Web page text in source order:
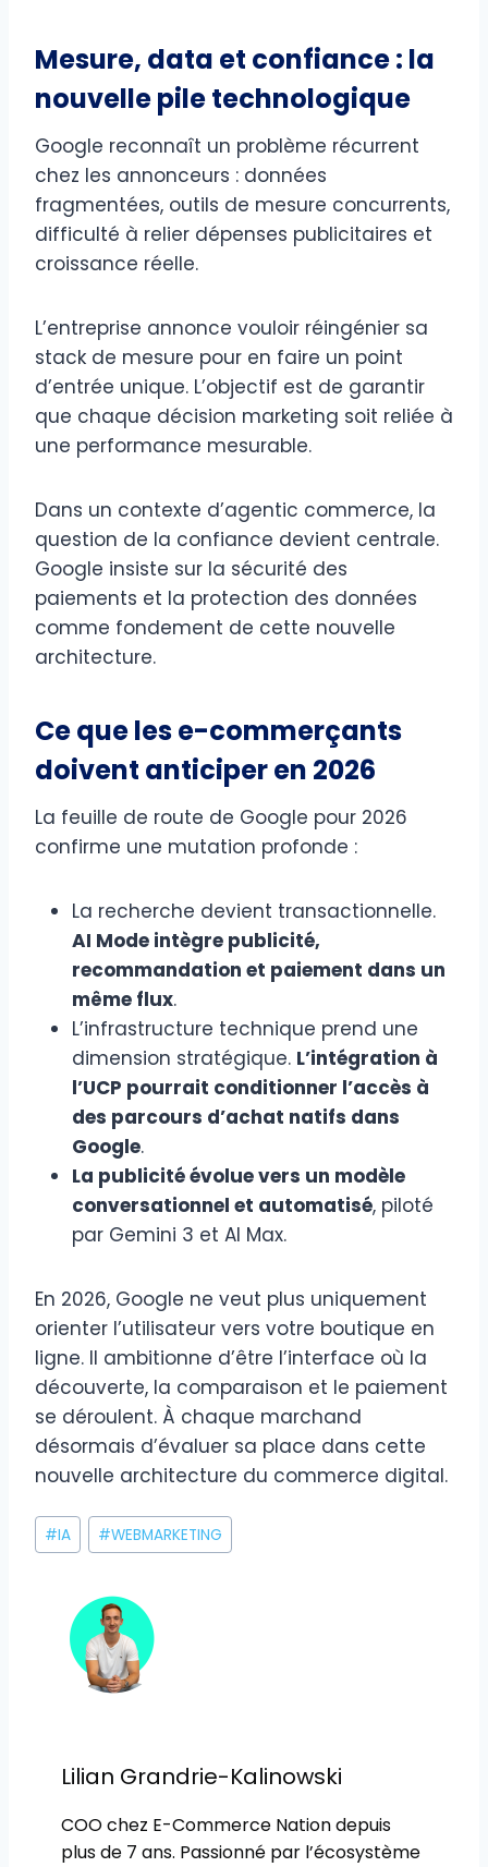
Mesure, data et confiance : la
nouvelle pile technologique
Google reconnaît un problème récurrent
chez les annonceurs : données
fragmentées, outils de mesure concurrents,
difficulté à relier dépenses publicitaires et
croissance réelle.
L’entreprise annonce vouloir réingénier sa
stack de mesure pour en faire un point
d’entrée unique. L’objectif est de garantir
que chaque décision marketing soit reliée à
une performance mesurable.
Dans un contexte d’agentic commerce, la
question de la confiance devient centrale.
Google insiste sur la sécurité des
paiements et la protection des données
comme fondement de cette nouvelle
architecture.
Ce que les e-commerçants
doivent anticiper en 2026
La feuille de route de Google pour 2026
confirme une mutation profonde :
La recherche devient transactionnelle.
AI Mode intègre publicité,
recommandation et paiement dans un
même flux.
L’infrastructure technique prend une
dimension stratégique. L’intégration à
l’UCP pourrait conditionner l’accès à
des parcours d’achat natifs dans
Google.
La publicité évolue vers un modèle
conversationnel et automatisé, piloté
par Gemini 3 et AI Max.
En 2026, Google ne veut plus uniquement
orienter l’utilisateur vers votre boutique en
ligne. Il ambitionne d’être l’interface où la
découverte, la comparaison et le paiement
se déroulent. À chaque marchand
désormais d’évaluer sa place dans cette
nouvelle architecture du commerce digital.
Étiquettes
de
publication :
#IA #WEBMARKETING
Lilian Grandrie-Kalinowski
COO chez E-Commerce Nation depuis
plus de 7 ans. Passionné par l’écosystème